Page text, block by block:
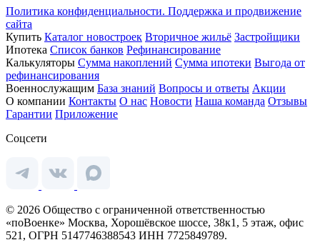
Политика конфиденциальности. Поддержка и продвижение
сайта
Купить Каталог новостроек Вторичное жильё Застройщики
Ипотека Список банков Рефинансирование
Калькуляторы Сумма накоплений Сумма ипотеки Выгода от
рефинансирования
Военнослужащим База знаний Вопросы и ответы Акции
О компании Контакты О нас Новости Наша команда Отзывы
Гарантии Приложение
Соцсети
© 2026 Общество с ограниченной ответственностью
«поВоенке» Москва, Хорошёвское шоссе, 38к1, 5 этаж, офис
521, ОГРН 5147746388543 ИНН 7725849789.